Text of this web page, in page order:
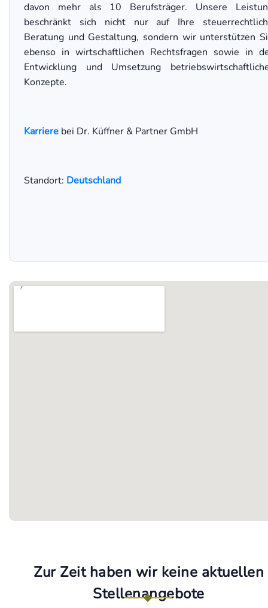
davon mehr als 10 Berufsträger. Unsere
beschränkt sich nicht nur auf Ihre
Beratung und Gestaltung, sondern wir unterstützen
ebenso in wirtschaftlichen Rechtsfragen sowie in
Entwicklung und Umsetzung
Konzepte.
Karriere bei Dr. Küffner & Partner GmbH
Standort: Deutschland
Zur Zeit haben wir keine aktuellen
Stellenangebote